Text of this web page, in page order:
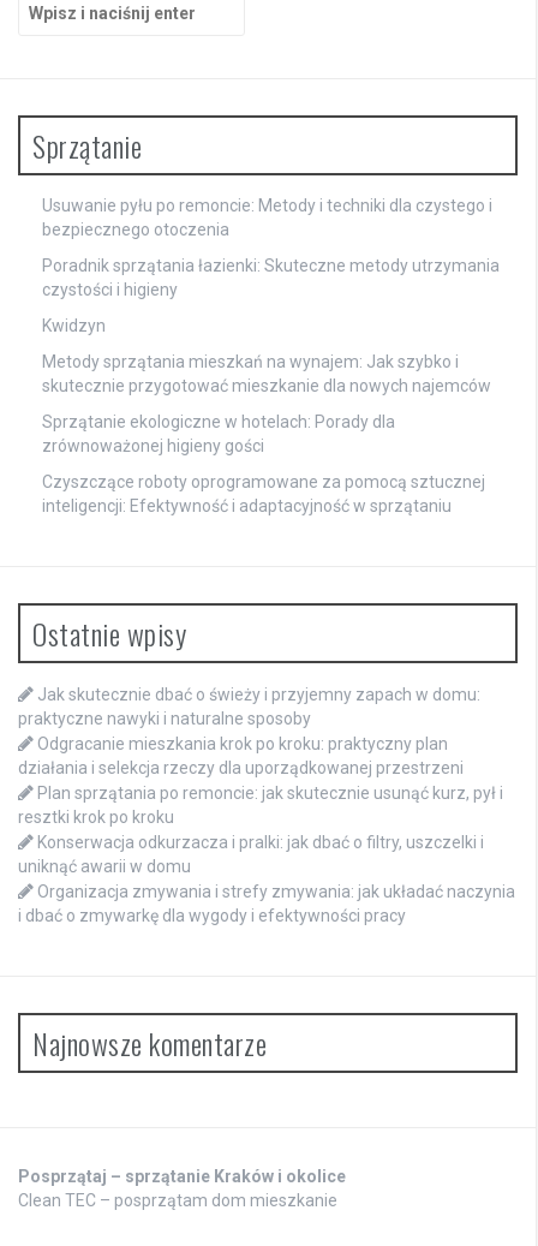
Sprzątanie
Usuwanie pyłu po remoncie: Metody i techniki dla czystego i
bezpiecznego otoczenia
Poradnik sprzątania łazienki: Skuteczne metody utrzymania
czystości i higieny
Kwidzyn
Metody sprzątania mieszkań na wynajem: Jak szybko i
skutecznie przygotować mieszkanie dla nowych najemców
Sprzątanie ekologiczne w hotelach: Porady dla
zrównoważonej higieny gości
Czyszczące roboty oprogramowane za pomocą sztucznej
inteligencji: Efektywność i adaptacyjność w sprzątaniu
Ostatnie wpisy
Jak skutecznie dbać o świeży i przyjemny zapach w domu:
praktyczne nawyki i naturalne sposoby
Odgracanie mieszkania krok po kroku: praktyczny plan
działania i selekcja rzeczy dla uporządkowanej przestrzeni
Plan sprzątania po remoncie: jak skutecznie usunąć kurz, pył i
resztki krok po kroku
Konserwacja odkurzacza i pralki: jak dbać o filtry, uszczelki i
uniknąć awarii w domu
Organizacja zmywania i strefy zmywania: jak układać naczynia
i dbać o zmywarkę dla wygody i efektywności pracy
Najnowsze komentarze
Posprzątaj – sprzątanie Kraków i okolice
Clean TEC – posprzątam dom mieszkanie